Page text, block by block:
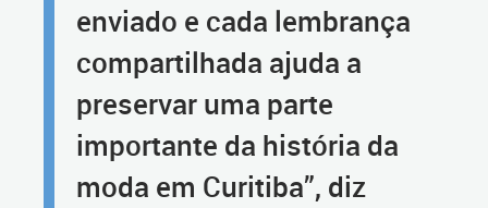
enviado e cada lembrança
compartilhada ajuda a
preservar uma parte
importante da história da
moda em Curitiba”, diz